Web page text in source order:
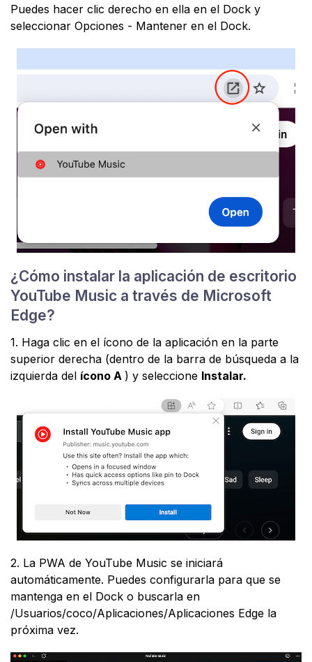
Puedes hacer clic derecho en ella en el Dock y
seleccionar Opciones - Mantener en el Dock.
¿Cómo instalar la aplicación de escritorio
YouTube Music a través de Microsoft
Edge?
1. Haga clic en el ícono de la aplicación en la parte
superior derecha (dentro de la barra de búsqueda a la
izquierda del ícono A ) y seleccione Instalar.
2. La PWA de YouTube Music se iniciará
automáticamente. Puedes configurarla para que se
mantenga en el Dock o buscarla en
/Usuarios/coco/Aplicaciones/Aplicaciones Edge la
próxima vez.